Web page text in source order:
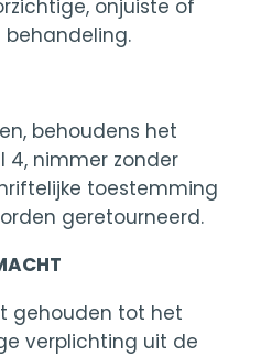
onjuiste of
behoudens het
4, nimmer zonder
toestemming
geretourneerd.
gehouden tot het
verplichting uit de